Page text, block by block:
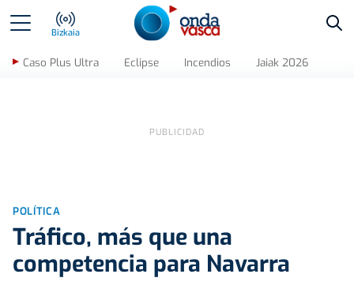
Bizkaia
Caso Plus Ultra Eclipse Incendios Jaiak 2026
POLÍTICA
Tráfico, más que una
competencia para Navarra